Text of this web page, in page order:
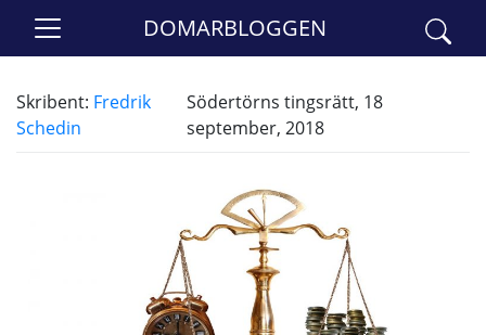
DOMARBLOGGEN
Skribent: Fredrik
Schedin
Södertörns tingsrätt, 18
september, 2018